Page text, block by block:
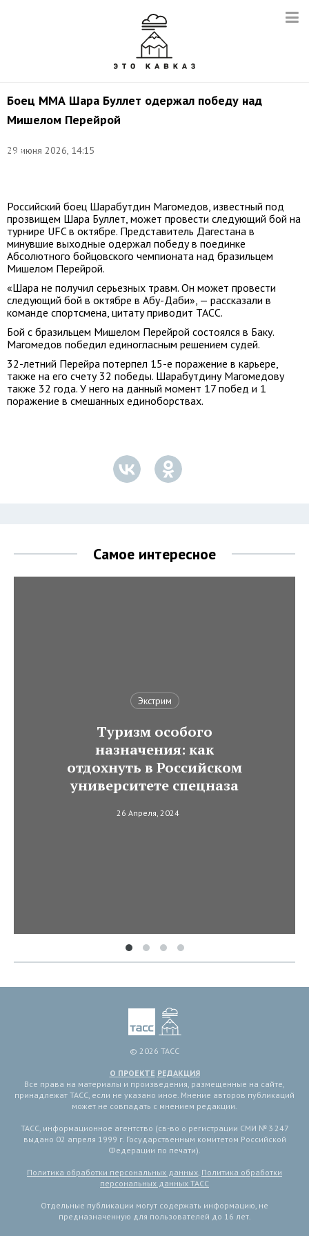
Боец ММА Шара Буллет одержал победу над
Мишелом Перейрой
29 июня 2026, 14:15
Егор
Российский боец Шарабутдин Магомедов, известный под
прозвищем Шара Буллет, может провести следующий бой на
турнире UFC в октябре. Представитель Дагестана в
минувшие выходные одержал победу в поединке
Абсолютного бойцовского чемпионата над бразильцем
Мишелом Перейрой.
«Шара не получил серьезных травм. Он может провести
следующий бой в октябре в Абу-Даби», — рассказали в
команде спортсмена, цитату приводит ТАСС.
Бой с бразильцем Мишелом Перейрой состоялся в Баку.
Магомедов победил единогласным решением судей.
32-летний Перейра потерпел 15-е поражение в карьере,
также на его счету 32 победы. Шарабутдину Магомедову
также 32 года. У него на данный момент 17 побед и 1
поражение в смешанных единоборствах.
Самое интересное
Экстрим
Туризм особого
назначения: как
отдохнуть в Российском
университете спецназа
26 Апреля, 2024
© 2026 ТАСС
О ПРОЕКТЕ РЕДАКЦИЯ
Все права на материалы и произведения, размещенные на сайте,
принадлежат ТАСС, если не указано иное. Мнение авторов публикаций
может не совпадать с мнением редакции.
ТАСС, информационное агентство (св-во о регистрации СМИ № 3 247
выдано 02 апреля 1999 г. Государственным комитетом Российской
Федерации по печати).
Политика обработки персональных данных, Политика обработки
персональных данных ТАСС
Отдельные публикации могут содержать информацию, не
предназначенную для пользователей до 16 лет.